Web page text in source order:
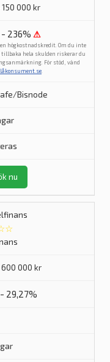
000 kr
236% ⚠
högkostnadskredit. Om du inte
tillbaka hela skulden riskerar du
För stöd, vänd
Bisnode
nu
000 kr
29,27%